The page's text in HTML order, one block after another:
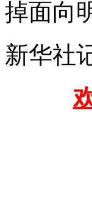
掉面向
新华社